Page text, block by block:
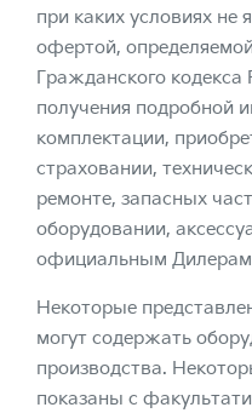
при каких условиях не
офертой,
Гражданского
получения подробной
комплектации,
страховании,
ремонте, запасных
оборудовании,
официальным Дилерам
Некоторые
могут содержать
производства.
показаны с